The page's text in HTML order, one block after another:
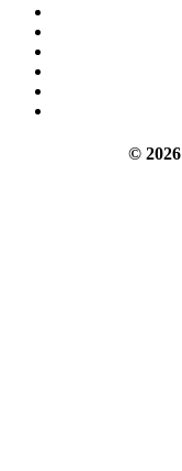
© 2026